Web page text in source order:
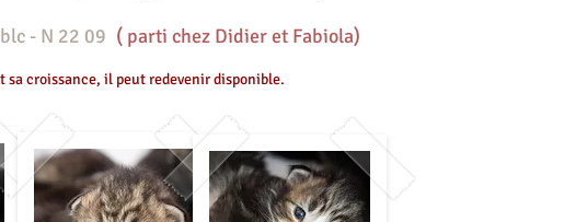
croissance, il peut redevenir disponible.
- N 22 09 ( parti chez Didier et Fabiola)